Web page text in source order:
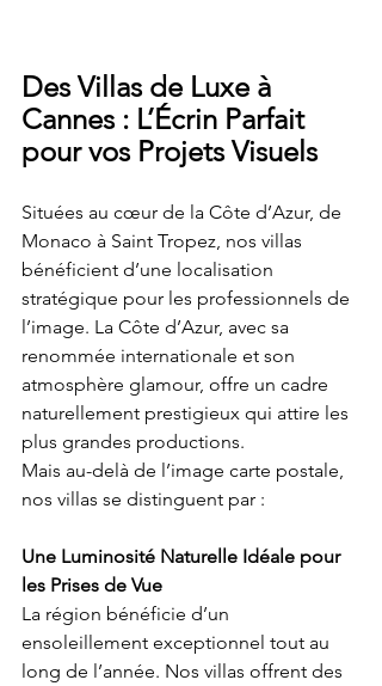
Des Villas de Luxe à
Cannes : L’Écrin Parfait
pour vos Projets Visuels
Situées au cœur de la Côte d’Azur, de
Monaco à Saint Tropez, nos villas
bénéficient d’une localisation
stratégique pour les professionnels de
l’image. La Côte d’Azur, avec sa
renommée internationale et son
atmosphère glamour, offre un cadre
naturellement prestigieux qui attire les
plus grandes productions.
Mais au-delà de l’image carte postale,
nos villas se distinguent par :
Une Luminosité Naturelle Idéale pour
les Prises de Vue
La région bénéficie d’un
ensoleillement exceptionnel tout au
long de l’année. Nos villas offrent des